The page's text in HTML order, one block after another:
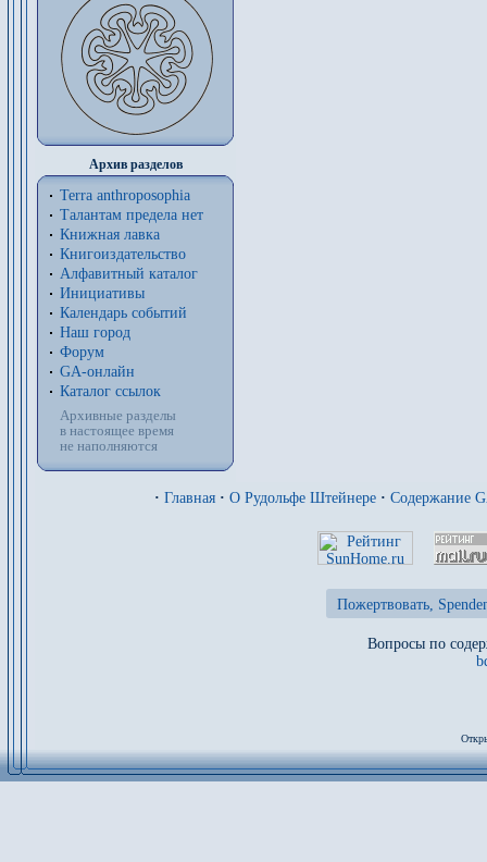
Архив разделов
Terra anthroposophia
Талантам предела нет
Книжная лавка
Книгоиздательство
Алфавитный каталог
Инициативы
Календарь событий
Наш город
Форум
GA-онлайн
Каталог ссылок
Архивные разделы
в настоящее время
не наполняются
· Главная · О Рудольфе Штейнере · Содержание
Пожертвовать,
Вопросы по